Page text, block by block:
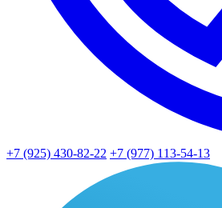
+7 (925) 430-82-22 +7 (977) 113-54-13